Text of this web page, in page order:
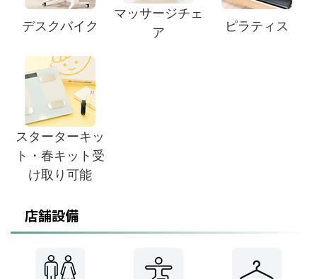
デスクバイク
マッサージチェ
ア
ピラティス
スターターキッ
ト・春キット受
け取り可能
店舗設備